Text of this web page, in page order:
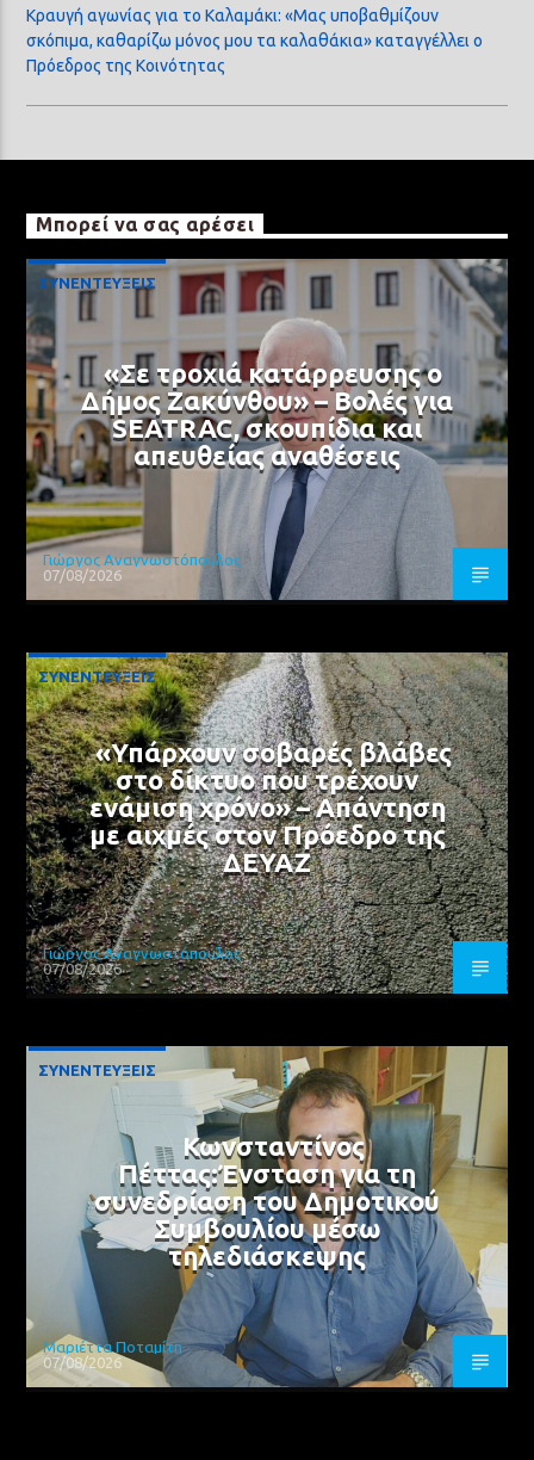
Κραυγή αγωνίας για το Καλαμάκι: «Μας υποβαθμίζουν
σκόπιμα, καθαρίζω μόνος μου τα καλαθάκια» καταγγέλλει ο
Πρόεδρος της Κοινότητας
Μπορεί να σας αρέσει
ΣΥΝΕΝΤΕΥΞΕΙΣ
«Σε τροχιά κατάρρευσης ο
Δήμος Ζακύνθου» – Βολές για
SEATRAC, σκουπίδια και
απευθείας αναθέσεις
Γιώργος Αναγνωστόπουλος
07/08/2026
ΣΥΝΕΝΤΕΥΞΕΙΣ
«Υπάρχουν σοβαρές βλάβες
στο δίκτυο που τρέχουν
ενάμιση χρόνο» – Απάντηση
με αιχμές στον Πρόεδρο της
ΔΕΥΑΖ
Γιώργος Αναγνωστόπουλος
07/08/2026
ΣΥΝΕΝΤΕΥΞΕΙΣ
Κωνσταντίνος
Πέττας:Ένσταση για τη
συνεδρίαση του Δημοτικού
Συμβουλίου μέσω
τηλεδιάσκεψης
Μαριέττα Ποταμίτη
07/08/2026